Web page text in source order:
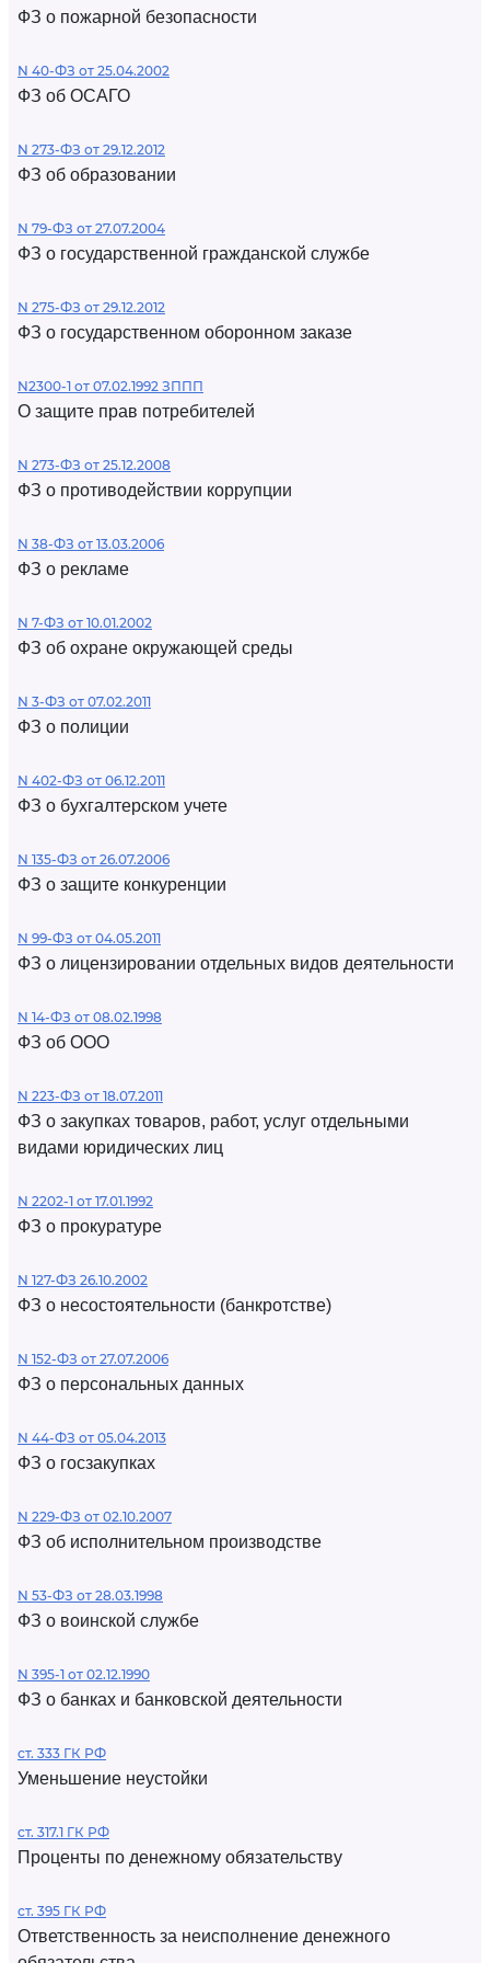
ФЗ о пожарной безопасности
N 40-ФЗ от 25.04.2002
ФЗ об ОСАГО
N 273-ФЗ от 29.12.2012
ФЗ об образовании
N 79-ФЗ от 27.07.2004
ФЗ о государственной гражданской службе
N 275-ФЗ от 29.12.2012
ФЗ о государственном оборонном заказе
N2300-1 от 07.02.1992 ЗППП
О защите прав потребителей
N 273-ФЗ от 25.12.2008
ФЗ о противодействии коррупции
N 38-ФЗ от 13.03.2006
ФЗ о рекламе
N 7-ФЗ от 10.01.2002
ФЗ об охране окружающей среды
N 3-ФЗ от 07.02.2011
ФЗ о полиции
N 402-ФЗ от 06.12.2011
ФЗ о бухгалтерском учете
N 135-ФЗ от 26.07.2006
ФЗ о защите конкуренции
N 99-ФЗ от 04.05.2011
ФЗ о лицензировании отдельных видов деятельности
N 14-ФЗ от 08.02.1998
ФЗ об ООО
N 223-ФЗ от 18.07.2011
ФЗ о закупках товаров, работ, услуг отдельными
видами юридических лиц
N 2202-1 от 17.01.1992
ФЗ о прокуратуре
N 127-ФЗ 26.10.2002
ФЗ о несостоятельности (банкротстве)
N 152-ФЗ от 27.07.2006
ФЗ о персональных данных
N 44-ФЗ от 05.04.2013
ФЗ о госзакупках
N 229-ФЗ от 02.10.2007
ФЗ об исполнительном производстве
N 53-ФЗ от 28.03.1998
ФЗ о воинской службе
N 395-1 от 02.12.1990
ФЗ о банках и банковской деятельности
ст. 333 ГК РФ
Уменьшение неустойки
ст. 317.1 ГК РФ
Проценты по денежному обязательству
ст. 395 ГК РФ
Ответственность за неисполнение денежного